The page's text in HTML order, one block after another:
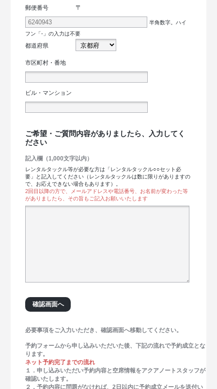
郵便番号 〒
半角数字。ハイ
フン「-」の入力は不要
都道府県
市区町村・番地
ビル・マンション
ご希望・ご質問内容がありましたら、入力してく
ださい
記入欄（1,000文字以内）
レンタルタックル等が必要な方は「レンタルタックル○○セット必
要」と記入してください（レンタルタックルは数に限りがありますの
で、お応えできない場合もあります）。
2回目以降の方で、メールアドレスや電話番号、お名前が変わった等
がありましたら、その旨もご記入お願いいたします
必要事項をご入力いただき、確認画面へ移動してください。
予約フォームから申し込みいただいた後、下記の流れで予約成立とな
ります。
ネット予約完了までの流れ
１．申し込みいただい予約内容と空席情報をアクアノートスタッフが
確認いたします。
２．予約内容に問題がなければ、2日以内に予約成立メールを送付い